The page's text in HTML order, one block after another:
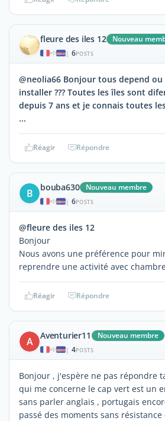
fleure des iles 12 Nouveau
| 6POSTS
@neolia66 Bonjour tous depend ou
installer ??? Toutes les îles sont
depuis 7 ans et je connais toutes
...
Réagir Répondre
B bouba630 Nouveau membre
| 6POSTS
@fleure des iles 12
Bonjour
Nous avons une préférence pour
reprendre une activité avec
Réagir Répondre
A Aventurier11 Nouveau membre
| 4POSTS
Bonjour , j'espère ne pas répondre
qui me concerne le cap vert est un
sans parler anglais , portugais
passé des moments sans